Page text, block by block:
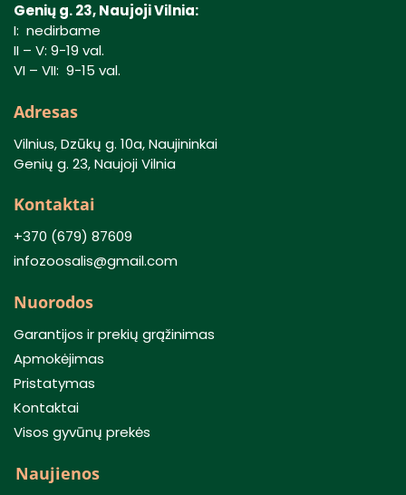
Genių g. 23, Naujoji Vilnia:
I: nedirbame
II – V: 9-19 val.
VI – VII: 9-15 val.
Adresas
Vilnius, Dzūkų g. 10a, Naujininkai
Genių g. 23, Naujoji Vilnia
Kontaktai
+370 (679) 87609
infozoosalis@gmail.com
Nuorodos
Garantijos ir prekių grąžinimas
Apmokėjimas
Pristatymas
Kontaktai
Visos gyvūnų prekės
Naujienos